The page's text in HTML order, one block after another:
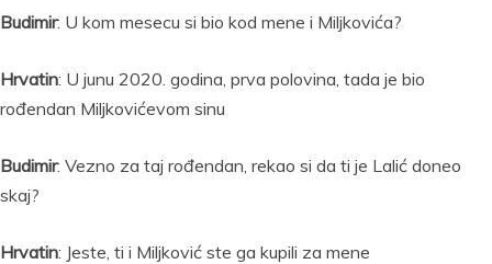
Budimir: U kom mesecu si bio kod mene i Miljkovića?
Hrvatin: U junu 2020. godina, prva polovina, tada je bio
rođendan Miljkovićevom sinu
Budimir: Vezno za taj rođendan, rekao si da ti je Lalić doneo
skaj?
Hrvatin: Jeste, ti i Miljković ste ga kupili za mene